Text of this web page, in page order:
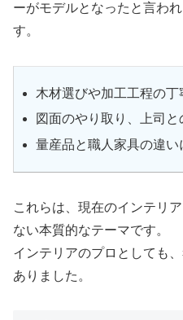
ーがモデルとなったと言わ
す。
木材選びや加工工程の丁
図面のやり取り、上司と
量産品と職人家具の違
これらは、現在のインテリ
ない本質的なテーマです。
インテリアのプロとしても
ありました。